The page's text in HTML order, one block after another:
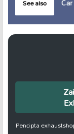
See also
Pencipta